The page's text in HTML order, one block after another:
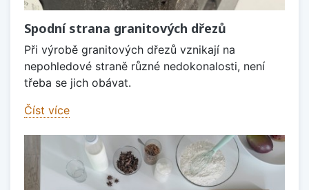
Spodní strana granitových dřezů
Při výrobě granitových dřezů vznikají na
nepohledové straně různé nedokonalosti, není
třeba se jich obávat.
Číst více